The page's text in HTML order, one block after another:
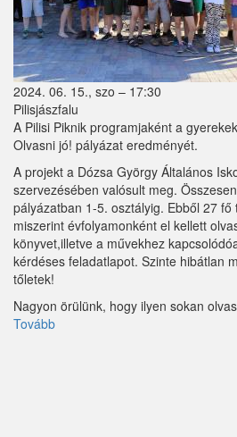
2024. 06. 15., szo – 17:30
Pilisjászfalu
A Pilisi Piknik programjaként a
Olvasni jó! pályázat eredményét.
A projekt a Dózsa György Általános
szervezésében valósult meg.
pályázatban 1-5. osztályig. Ebből 27
miszerint évfolyamonként el kellett
könyvet,illetve a művekhez
kérdéses feladatlapot. Szinte hibátlan
tőletek!
Nagyon örülünk, hogy ilyen sokan
Tovább